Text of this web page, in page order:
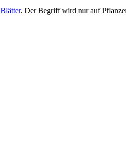
Blätter. Der Begriff wird nur auf